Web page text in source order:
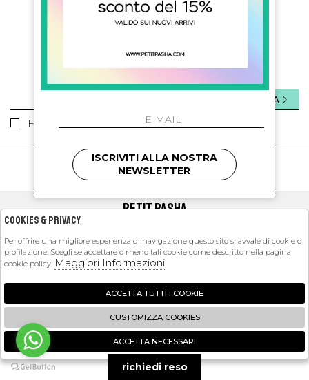
ISCRIVITI ALLA NEWSLETTER
Ho letto ed accettato le condizioni sulla privacy.
INVIA
kids
PETIT PASHA
EXTRA
2026 Petit Pasha - P.iva : 09423341214 Powered by
Zucchetti
🍪
ISCRIVITI ALLA NOSTRA
NEWSLETTER
richiedi reso
Cookies & Privacy
Per offrire una migliore esperienza di navigazione questo sito si avvale di cookie di
profilazione. Scegli se accettare o meno tali cookie come descritto nella pagina
cookie policy. Maggiori Informazioni
ACCETTA TUTTI I COOKIE
CUSTOMIZZA COOKIES
ACCETTA NECESSARI